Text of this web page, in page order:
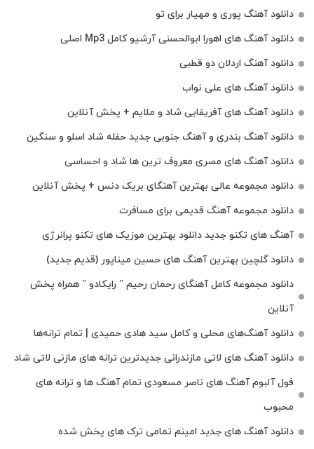
دانلود آهنگ پوری و مهیار برای تو
دانلود آهنگ های اهورا ابوالحسنی آرشیو کامل Mp3 اصلی
دانلود آهنگ اردلان دو قطبی
دانلود آهنگ های علی نواب
دانلود آهنگ های آفریقایی شاد و ملایم + پخش آنلاین
دانلود آهنگ بندری و آهنگ جنوبی جدید حفله شاد اسلو و سنگین
دانلود آهنگ های مصری معروف ترین ها شاد و احساسی
دانلود مجموعه عالی بهترین آهنگای بریک دنس + پخش آنلاین
دانلود مجموعه آهنگ قدیمی برای مسافرت
آهنگ های تکنو جدید دانلود بهترین موزیک های تکنو پرانرژی
دانلود گلچین بهترین آهنگ های حسین میناپور (قدیم جدید)
دانلود مجموعه کامل آهنگای رحمان رحیم ” رایکادو ” همراه پخش
آنلاین
دانلود آهنگ‌های محلی و کامل سید هادی حمیدی | تمام ترانه‌ها
دانلود آهنگ‌ های لاتی مازندرانی جدیدترین ترانه های مازنی لاتی شاد
فول آلبوم آهنگ‌ های ناصر مسعودی تمام آهنگ‌ ها و ترانه‌ های
محبوب
دانلود آهنگ های جدید امینم تمامی ترک های پخش شده